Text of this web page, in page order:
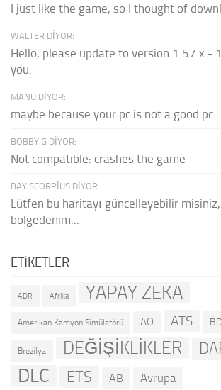
I just like the game, so I thought of
WALTER DIYOR:
Hello, please update to version 1.57.x -
you.
MANU DIYOR:
maybe because your pc is not a good pc
BOBBY G DIYOR:
Not compatible: crashes the game
BAY SCORPIUS DIYOR:
Lütfen bu haritayı güncelleyebilir
bölgedenim...
ETIKETLER
ADR Afrika YAPAY ZEKA
Amerikan Kamyon Simülatörü AO ATS
Brezilya DEĞİŞİKLİKLER
DLC ETS AB Avrupa